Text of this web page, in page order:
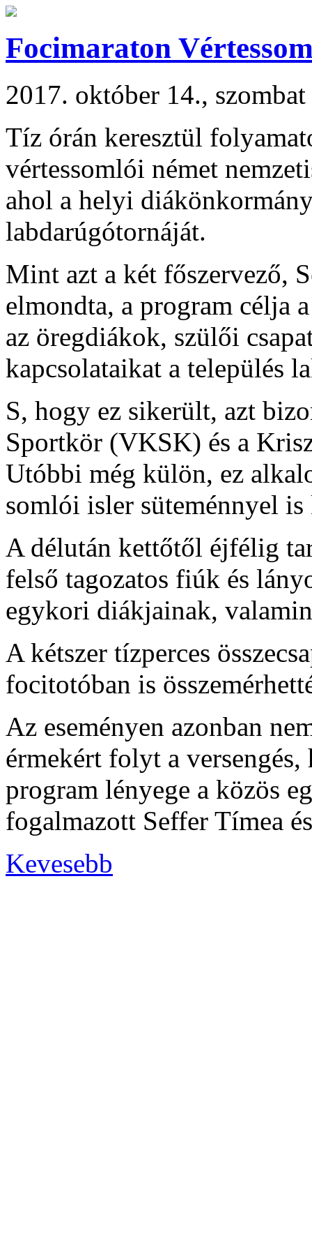
Focimaraton
2017. október 14.,
Tíz órán keresztül
vértessomlói német
ahol a helyi
labdarúgótornáját.
Mint azt a két főszervező,
elmondta, a program célja
az öregdiákok, szülői
kapcsolataikat a település
S, hogy ez sikerült, azt
Sportkör (VKSK) és a
Utóbbi még külön, ez
somlói isler süteménnyel
A délután kettőtől éjfélig
felső tagozatos fiúk és
egykori diákjainak,
A kétszer tízperces
focitotóban is
Az eseményen azonban
érmekért folyt a
program lényege a közös
fogalmazott Seffer Tímea
Kevesebb